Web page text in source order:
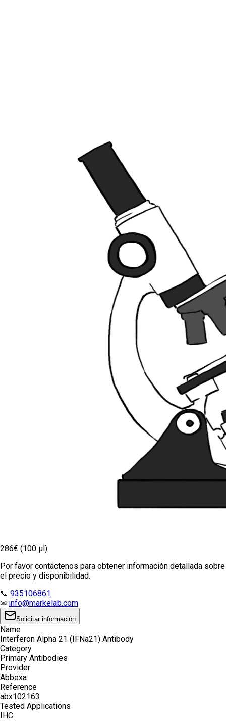
286€ (100 µl)
Por favor contáctenos para obtener información detallada sobre
el precio y disponibilidad.
📞 935106861
✉ info@markelab.com
Solicitar información
Name
Interferon Alpha 21 (IFNa21) Antibody
Category
Primary Antibodies
Provider
Abbexa
Reference
abx102163
Tested Applications
IHC